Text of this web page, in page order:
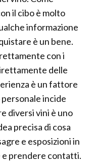
il cibo è molto
informazione
è un bene.
con i
delle
è un fattore
incide
diversi vini è uno
precisa di cosa
e esposizioni in
e prendere contatti.